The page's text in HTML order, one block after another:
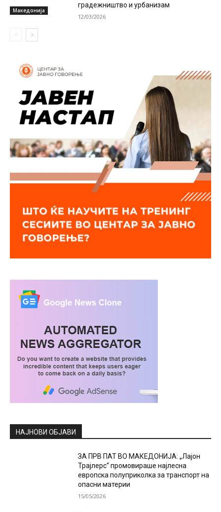
Македонија
градежништво и урбанизам
12/03/2026
НАЈНОВИ ОБЈАВИ
ЗА ПРВ ПАТ ВО МАКЕДОНИЈА: „Лајон
Трајлерс“ промовираше најлесна
европска полуприколка за транспорт на
опасни материи
15/05/2026